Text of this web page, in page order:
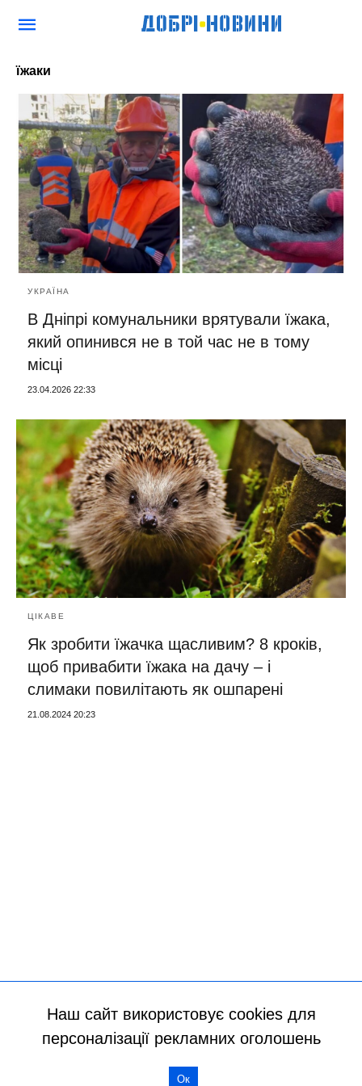
їжаки
УКРАЇНА
В Дніпрі комунальники врятували їжака,
який опинився не в той час не в тому
місці
23.04.2026 22:33
ЦІКАВЕ
Як зробити їжачка щасливим? 8 кроків,
щоб привабити їжака на дачу – і
слимаки повилітають як ошпарені
21.08.2024 20:23
Наш сайт використовує cookies для
персоналізації рекламних оголошень
Ок